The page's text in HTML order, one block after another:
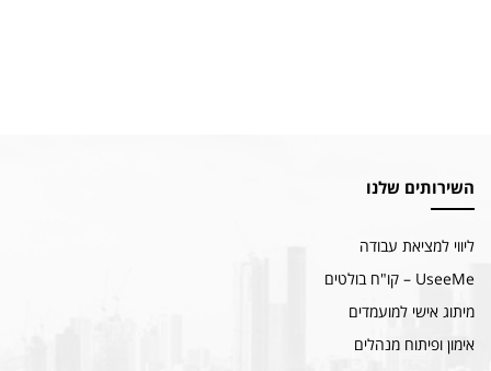
השירותים שלנו
ליווי למציאת עבודה
UseeMe – קו"ח בולטים
מיתוג אישי למועמדים
אימון ופיתוח מנהלים